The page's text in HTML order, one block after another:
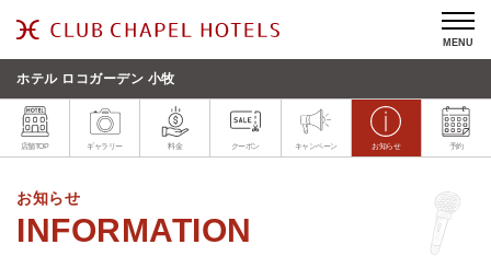
MENU
ホテル ロコガーデン 小牧
店舗TOP ギャラリー 料金 クーポン キャンペーン お知らせ 予約
お知らせ